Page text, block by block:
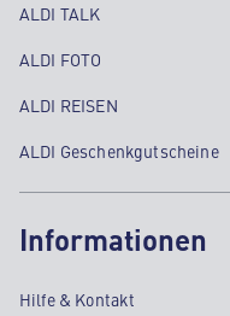
ALDI TALK
ALDI FOTO
ALDI REISEN
ALDI Geschenkgutscheine
Informationen
Hilfe & Kontakt